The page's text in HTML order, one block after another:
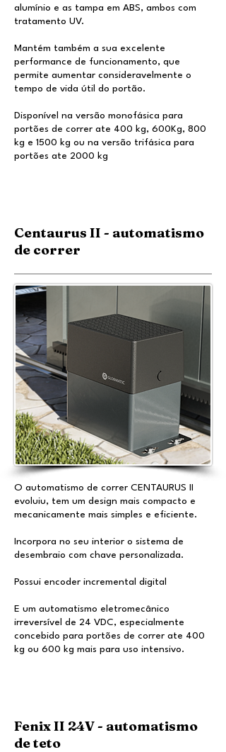
alumínio e as tampa em ABS, ambos com
tratamento UV.
Mantém também a sua excelente
performance de funcionamento, que
permite aumentar consideravelmente o
tempo de vida útil do portão.
Disponível na versão monofásica para
portões de correr ate 400 kg, 600Kg, 800
kg e 1500 kg ou na versão trifásica para
portões ate 2000 kg
Centaurus II - automatismo
de correr
O automatismo de correr CENTAURUS II
evoluiu, tem um design mais compacto e
mecanicamente mais simples e eficiente.
Incorpora no seu interior o sistema de
desembraio com chave personalizada.
Possui encoder incremental digital
E um automatismo eletromecânico
irreversível de 24 VDC, especialmente
concebido para portões de correr ate 400
kg ou 600 kg mais para uso intensivo.
Fenix II 24V - automatismo
de teto